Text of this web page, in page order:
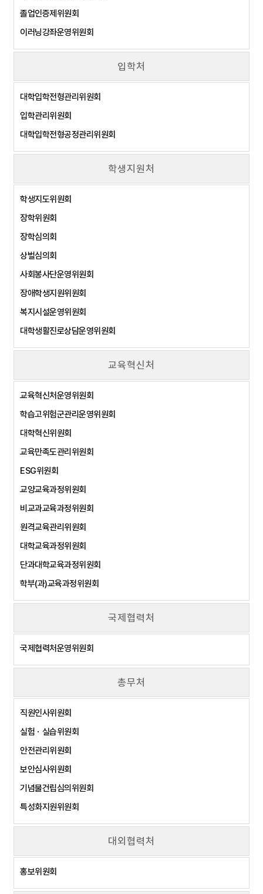
졸업인증제위원회
이러닝강좌운영위원회
입학처
대학입학전형관리위원회
입학관리위원회
대학입학전형공정관리위원회
학생지원처
학생지도위원회
장학위원회
장학심의회
상벌심의회
사회봉사단운영위원회
장애학생지원위원회
복지시설운영위원회
대학생활진로상담운영위원회
교육혁신처
교육혁신처운영위원회
학습고위험군관리운영위원회
대학혁신위원회
교육만족도관리위원회
ESG위원회
교양교육과정위원회
비교과교육과정위원회
원격교육관리위원회
대학교육과정위원회
단과대학교육과정위원회
학부(과)교육과정위원회
국제협력처
국제협력처운영위원회
총무처
직원인사위원회
실험ㆍ실습위원회
안전관리위원회
보안심사위원회
기념물건립심의위원회
특성화지원위원회
대외협력처
홍보위원회